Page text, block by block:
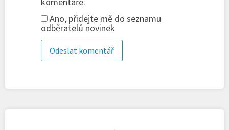
Ano, přidejte mě do seznamu
odběratelů novinek